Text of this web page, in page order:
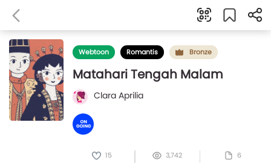
Webtoon Romantis Bronze
Matahari Tengah Malam
Clara Aprilia
15
3,742
6